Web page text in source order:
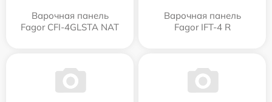
Варочная панель
Fagor CFI-4GLSTA NAT
Варочная панель
Fagor IFT-4 R